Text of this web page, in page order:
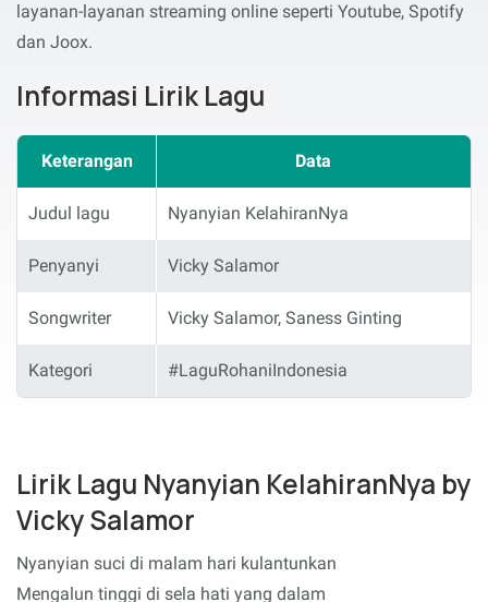
layanan-layanan streaming online seperti Youtube, Spotify
dan Joox.
Informasi Lirik Lagu
Keterangan Data
Judul lagu Nyanyian KelahiranNya
Penyanyi Vicky Salamor
Songwriter Vicky Salamor, Saness Ginting
Kategori #LaguRohaniIndonesia
Lirik Lagu Nyanyian KelahiranNya by
Vicky Salamor
Nyanyian suci di malam hari kulantunkan
Mengalun tinggi di sela hati yang dalam